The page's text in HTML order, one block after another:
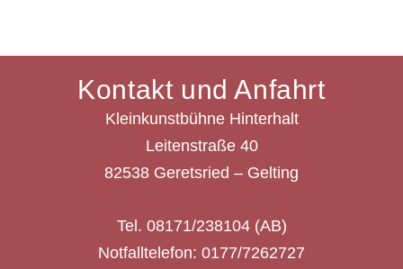
Kontakt und Anfahrt
Kleinkunstbühne Hinterhalt
Leitenstraße 40
82538 Geretsried – Gelting
Tel. 08171/238104 (AB)
Notfalltelefon: 0177/7262727